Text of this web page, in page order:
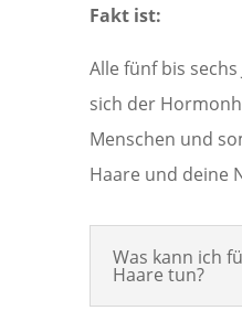
Fakt ist:
Alle fünf bis
sich der
Menschen und
Haare und deine
Was kann ich
Haare tun?